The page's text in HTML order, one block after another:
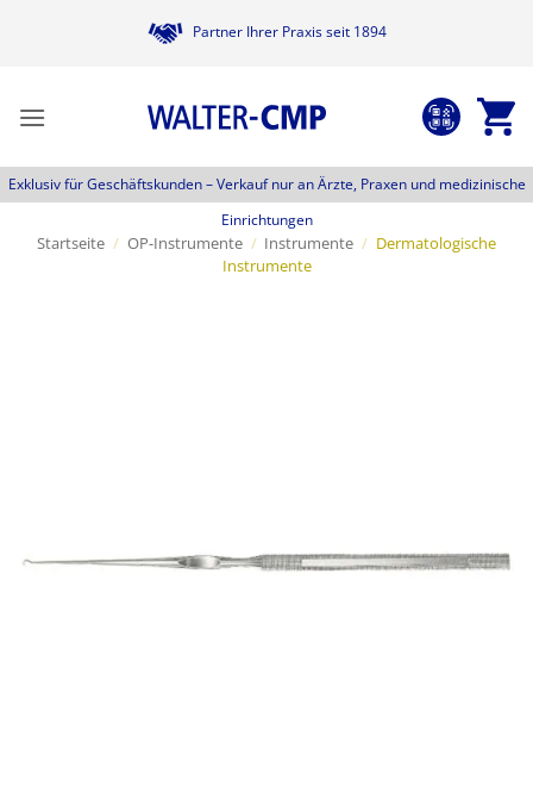
Partner Ihrer Praxis seit 1894
Exklusiv für Geschäftskunden –Verkauf nur an Ärzte, Praxen und medizinische
Einrichtungen
Startseite / OP-Instrumente / Instrumente / Dermatologische
Instrumente